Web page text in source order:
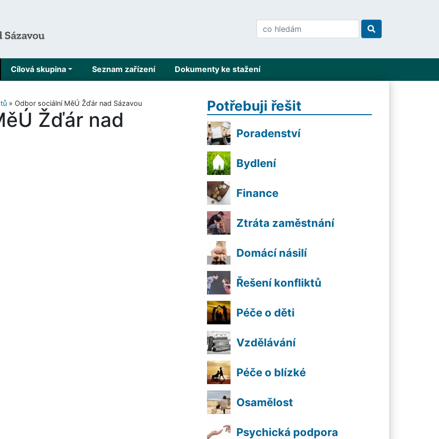
Cílová skupina Seznam zařízení Dokumenty ke stažení
» Odbor sociální MěÚ Žďár nad Sázavou
Žďár nad
Potřebuji řešit
Poradenství
Bydlení
Finance
Ztráta zaměstnání
Domácí násilí
Řešení konfliktů
Péče o děti
Vzdělávání
Péče o blízké
Osamělost
Psychická podpora